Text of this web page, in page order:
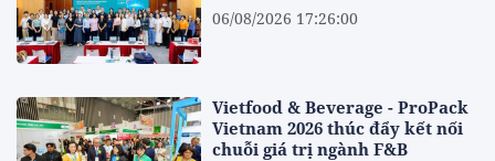
06/08/2026 17:26:00
Vietfood & Beverage - ProPack
Vietnam 2026 thúc đẩy kết nối
chuỗi giá trị ngành F&B